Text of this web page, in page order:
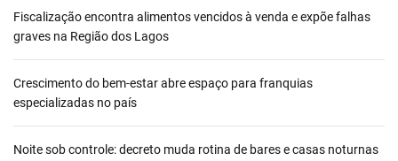
Fiscalização encontra alimentos vencidos à venda e expõe falhas
graves na Região dos Lagos
Crescimento do bem-estar abre espaço para franquias
especializadas no país
Noite sob controle: decreto muda rotina de bares e casas noturnas